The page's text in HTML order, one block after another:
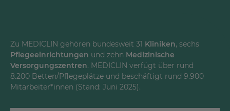
Youtube
Zu MEDICLIN gehören bundesweit 31 Kliniken, sechs
Pflegeeinrichtungen und zehn Medizinische
Versorgungszentren. MEDICLIN verfügt über rund
8.200 Betten/Pflegeplätze und beschäftigt rund 9.900
Mitarbeiter*innen (Stand: Juni 2025).